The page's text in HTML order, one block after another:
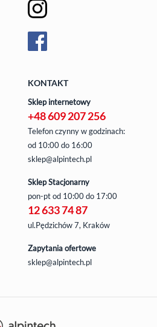
KONTAKT
Sklep internetowy
+48 609 207 256
Telefon czynny w godzinach:
od 10:00 do 16:00
sklep@alpintech.pl
Sklep Stacjonarny
pon-ptod 10:00 do 17:00
12 633 74 87
ul.Pędzichów 7, Kraków
Zapytania ofertowe
sklep@alpintech.pl